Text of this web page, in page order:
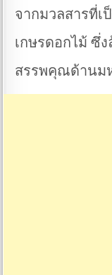
จากมวลสารที่เ
เกษรดอกไม้ ซึ่
สรรพคุณด้านม